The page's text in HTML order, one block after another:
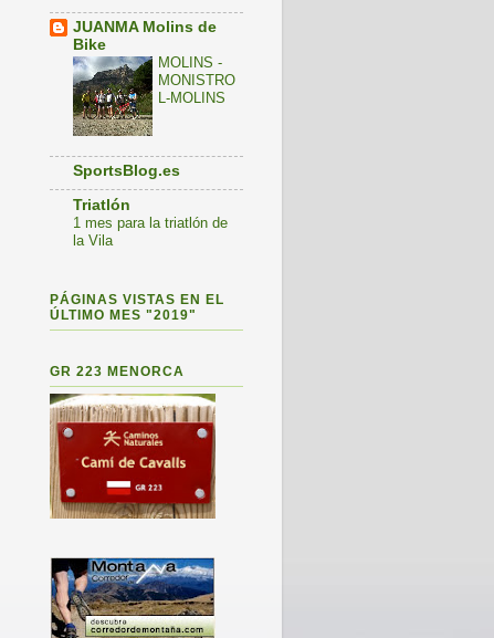
JUANMA Molins de
Bike
MOLINS -
MONISTRO
L-MOLINS
SportsBlog.es
Triatlón
1 mes para la triatlón de
la Vila
PÁGINAS VISTAS EN EL
ÚLTIMO MES "2019"
GR 223 MENORCA